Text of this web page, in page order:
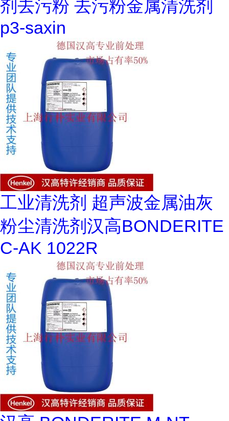
剂去污粉 去污粉金属清洗剂
p3-saxin
工业清洗剂 超声波金属油灰
粉尘清洗剂汉高BONDERITE
C-AK 1022R